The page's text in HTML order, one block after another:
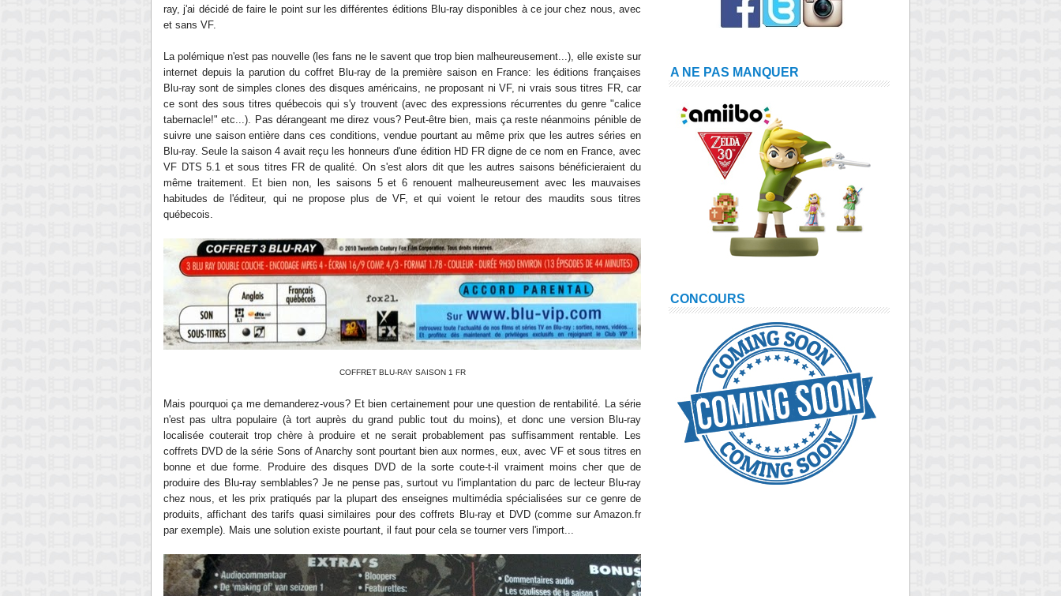
ray, j'ai décidé de faire le point sur les différentes éditions Blu-ray disponibles à ce jour chez nous, avec
et sans VF.
La polémique n'est pas nouvelle (les fans ne le savent que trop bien malheureusement...), elle existe sur
internet depuis la parution du coffret Blu-ray de la première saison en France: les éditions françaises
Blu-ray sont de simples clones des disques américains, ne proposant ni VF, ni vrais sous titres FR, car
ce sont des sous titres québecois qui s'y trouvent (avec des expressions récurrentes du genre "calice
tabernacle!" etc...). Pas dérangeant me direz vous? Peut-être bien, mais ça reste néanmoins pénible de
suivre une saison entière dans ces conditions, vendue pourtant au même prix que les autres séries en
Blu-ray. Seule la saison 4 avait reçu les honneurs d'une édition HD FR digne de ce nom en France, avec
VF DTS 5.1 et sous titres FR de qualité. On s'est alors dit que les autres saisons bénéficieraient du
même traitement. Et bien non, les saisons 5 et 6 renouent malheureusement avec les mauvaises
habitudes de l'éditeur, qui ne propose plus de VF, et qui voient le retour des maudits sous titres
québecois.
COFFRET BLU-RAY SAISON 1 FR
Mais pourquoi ça me demanderez-vous? Et bien certainement pour une question de rentabilité. La série
n'est pas ultra populaire (à tort auprès du grand public tout du moins), et donc une version Blu-ray
localisée couterait trop chère à produire et ne serait probablement pas suffisamment rentable. Les
coffrets DVD de la série Sons of Anarchy sont pourtant bien aux normes, eux, avec VF et sous titres en
bonne et due forme. Produire des disques DVD de la sorte coute-t-il vraiment moins cher que de
produire des Blu-ray semblables? Je ne pense pas, surtout vu l'implantation du parc de lecteur Blu-ray
chez nous, et les prix pratiqués par la plupart des enseignes multimédia spécialisées sur ce genre de
produits, affichant des tarifs quasi similaires pour des coffrets Blu-ray et DVD (comme sur Amazon.fr
par exemple). Mais une solution existe pourtant, il faut pour cela se tourner vers l'import...
A NE PAS MANQUER
CONCOURS